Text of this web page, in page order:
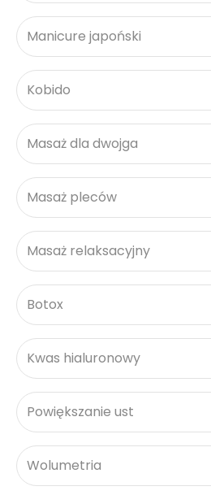
Manicure japoński
Kobido
Masaż dla dwojga
Masaż pleców
Masaż relaksacyjny
Botox
Kwas hialuronowy
Powiększanie ust
Wolumetria